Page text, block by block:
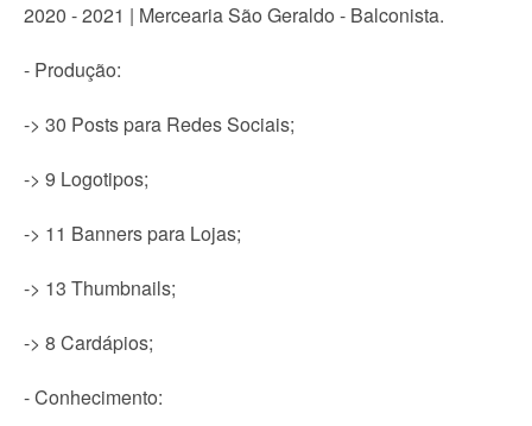
2020 - 2021 | Mercearia São Geraldo - Balconista.
- Produção:
-> 30 Posts para Redes Sociais;
-> 9 Logotipos;
-> 11 Banners para Lojas;
-> 13 Thumbnails;
-> 8 Cardápios;
- Conhecimento: